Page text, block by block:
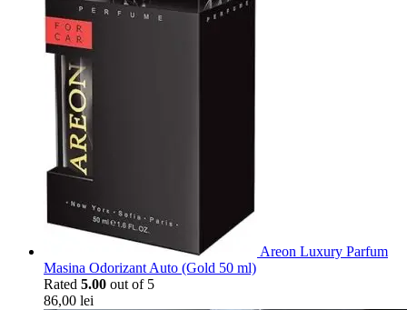
Areon Luxury Parfum
Masina Odorizant Auto (Gold 50 ml)
Rated 5.00 out of 5
86,00 lei